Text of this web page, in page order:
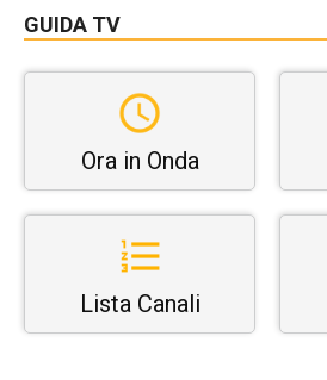
GUIDA TV
Ora in Onda
Lista Canali